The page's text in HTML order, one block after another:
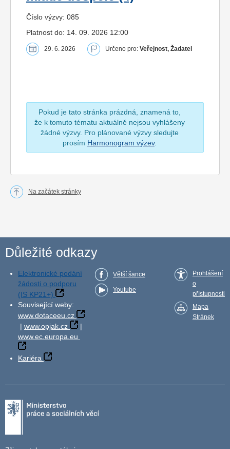
Číslo výzvy: 085
Platnost do: 14. 09. 2026 12:00
29. 6. 2026 Určeno pro: Veřejnost, Žadatel
Pokud je tato stránka prázdná, znamená to,
že k tomuto tématu aktuálně nejsou vyhlášeny
žádné výzvy. Pro plánované výzvy sledujte
prosím Harmonogram výzev.
Na začátek stránky
Důležité odkazy
Elektronické podání
žádosti o podporu
(IS KP21+)
Související weby:
www.dotaceeu.cz
| www.opjak.cz
|
www.ec.europa.eu
Kariéra
Větší šance
Youtube
Prohlášení
o
přístupnosti
Mapa
Stránek